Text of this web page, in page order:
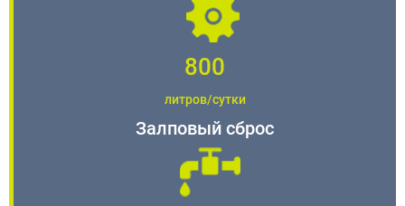
800
литров/сутки
Залповый сброс